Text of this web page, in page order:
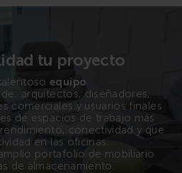
tu proyecto
equipo
de: arquitectos, diseñadores,
comerciales y usuarios finales
de espacios de trabajo más
conectividad y que
en las oficinas.
portafolio de mobiliario
de almacenamiento.